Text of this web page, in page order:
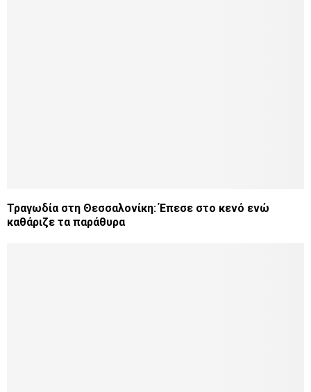
Τραγωδία στη Θεσσαλονίκη: Έπεσε στο κενό ενώ
καθάριζε τα παράθυρα